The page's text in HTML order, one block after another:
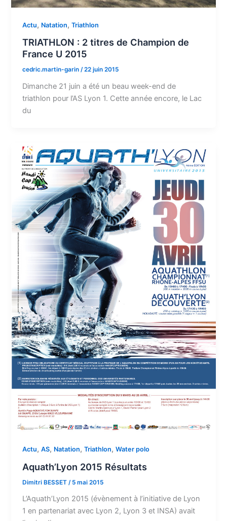
Actu, Natation,Triathlon
TRIATHLON : 2 titres de Champion de
France U 2015
cedric.martin-garin/22 juin 2015
Dimanche 21 juin a été un beau week-end de
triathlon pour l’AS Lyon 1. Cette année encore, le Lac
du
Actu,AS, Natation,Triathlon,Water polo
Aquath’Lyon 2015 Résultats
Dimitri BESSET / 5 mai 2015
L’Aquath’Lyon 2015 (évènement à l’initiative de Lyon
1 en partenariat avec Lyon 2, Lyon 3 et INSA) avait